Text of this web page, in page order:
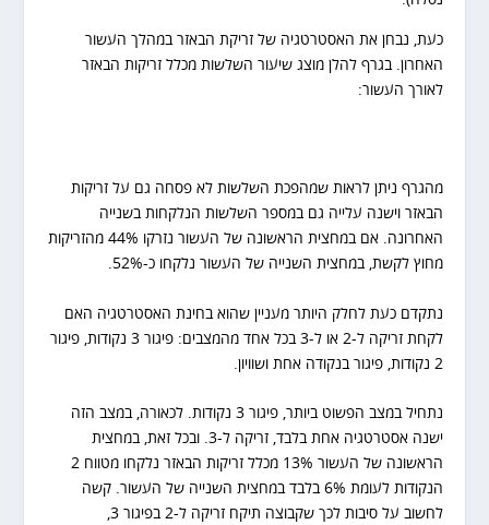
כעת, נבחן את האסטרטגיה של זריקת הבאזר במהלך העשור
האחרון. בגרף להלן מוצג שיעור השלשות מכלל זריקות הבאזר
לאורך העשור:
מהגרף ניתן לראות שמהפכת השלשות לא פסחה גם על זריקות
הבאזר וישנה עלייה גם במספר השלשות הנלקחות בשנייה
האחרונה. אם במחצית הראשונה של העשור נזרקו 44% מהזריקות
מחוץ לקשת, במחצית השנייה של העשור נלקחו כ-52%.
נתקדם כעת לחלק היותר מעניין שהוא בחינת האסטרטגיה האם
לקחת זריקה ל-2 או ל-3 בכל אחד מהמצבים: פיגור 3 נקודות, פיגור
2 נקודות, פיגור בנקודה אחת ושוויון.
נתחיל במצב הפשוט ביותר, פיגור 3 נקודות. לכאורה, במצב הזה
ישנה אסטרטגיה אחת בלבד, זריקה ל-3. ובכל זאת, במחצית
הראשונה של העשור 13% מכלל זריקות הבאזר נלקחו מטווח 2
הנקודות לעומת 6% בלבד במחצית השנייה של העשור. קשה
לחשוב על סיבות לכך שקבוצה תיקח זריקה ל-2 בפיגור 3,